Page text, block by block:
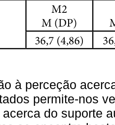
à perceção
permite-nos
do suporte